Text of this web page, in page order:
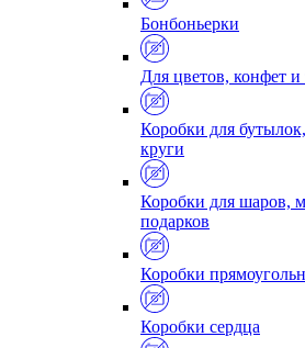
Бонбоньерки
Для цветов, конфет и
Коробки для
круги
Коробки для шаров,
подарков
Коробки
Коробки сердца